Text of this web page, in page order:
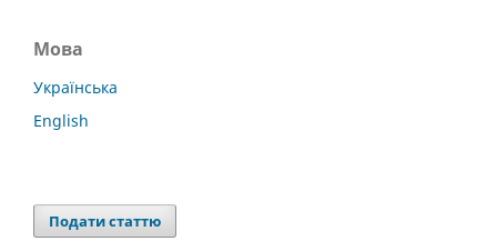
Мова
Українська
English
Подати статтю